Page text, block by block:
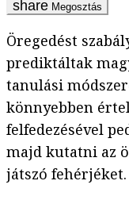
Megosztás
Öregedést
prediktáltak
tanulási
könnyebben
felfedezésével
majd kutatni az
játszó fehérjéket.